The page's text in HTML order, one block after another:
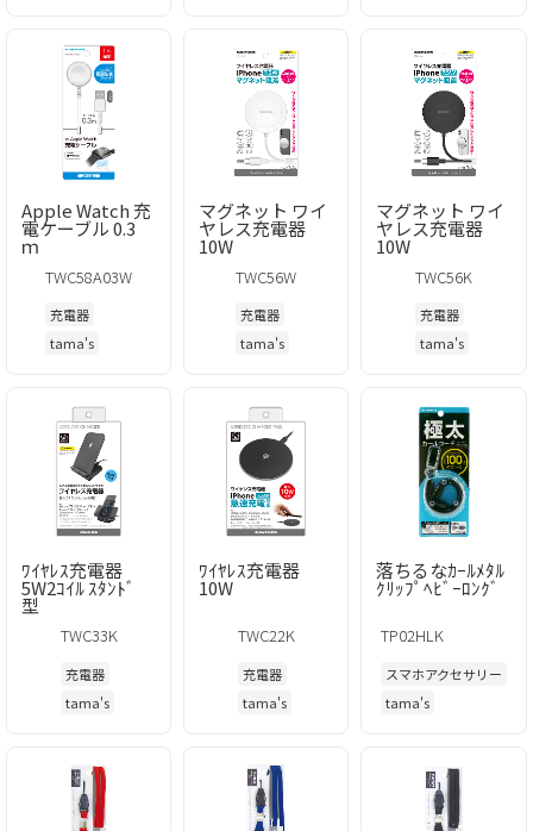
Apple Watch 充
電ケーブル 0.3
ｍ
TWC58A03W
充電器
tama's
マグネット ワイ
ヤレス充電器
10W
TWC56W
充電器
tama's
マグネット ワイ
ヤレス充電器
10W
TWC56K
充電器
tama's
ﾜｲﾔﾚｽ充電器
5W2ｺｲﾙ ｽﾀﾝﾄﾞ
型
TWC33K
充電器
tama's
ﾜｲﾔﾚｽ充電器
10W
TWC22K
充電器
tama's
落ちるなｶｰﾙﾒﾀﾙ
ｸﾘｯﾌﾟﾍﾋﾞｰﾛﾝｸﾞ
TP02HLK
スマホアクセサリー
tama's